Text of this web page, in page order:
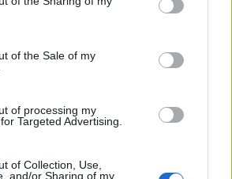
of the Sale of my
of processing my
Targeted Advertising.
of Collection, Use,
and/or Sharing of my
mesterséges intelligencia a…